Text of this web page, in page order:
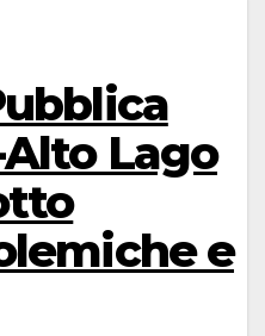
Lago
e